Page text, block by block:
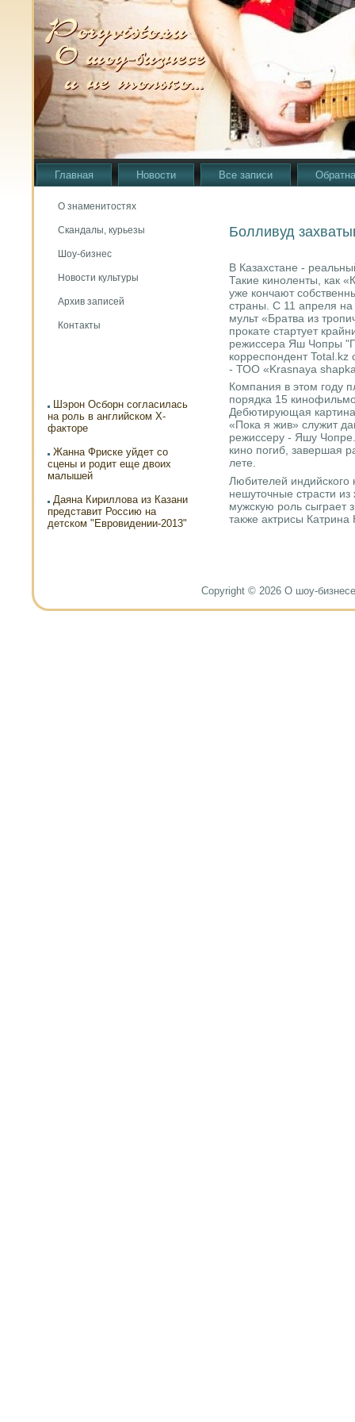
Главная Новости Все записи
О знаменитостях
Скандалы, курьезы
Шоу-бизнес
Новости культуры
Архив записей
Контакты
Шэрон Осборн согласилась
на роль в английском X-
факторе
Жанна Фриске уйдет со
сцены и родит еще двоих
малышей
Даяна Кириллова из Казани
представит Россию на
детском "Евровидении-2013"
Болливуд
В Казахстане -
Такие киноленты, как
уже кончают
страны. С 11 апреля на
мульт «Братва из
прокате стартует
режиссера Яш Чопры
корреспондент Total.kz
- ТОО «Krasnaya
Компания в этом году
порядка 15
Дебютирующая
«Пока я жив» служит
режиссеру - Яшу
кино погиб, завершая
лете.
Любителей индийского
нешуточные страсти
мужскую роль сыграет
также актрисы
Copyright © 2026 О шоу-